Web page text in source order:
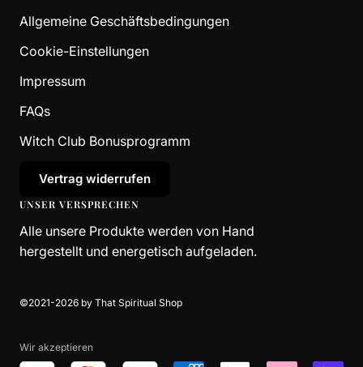
Allgemeine Geschäftsbedingungen
Cookie-Einstellungen
Impressum
FAQs
Witch Club Bonusprogramm
Vertrag widerrufen
UNSER VERSPRECHEN
Alle unsere Produkte werden von Hand
hergestellt und energetisch aufgeladen.
©2021-2026 by That Spiritual Shop
Wir akzeptieren